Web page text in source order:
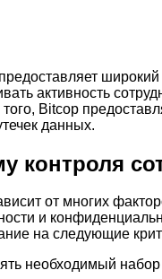
активность
Bitcop
данных.
контроля
от многих
и
на следующие
необходимый